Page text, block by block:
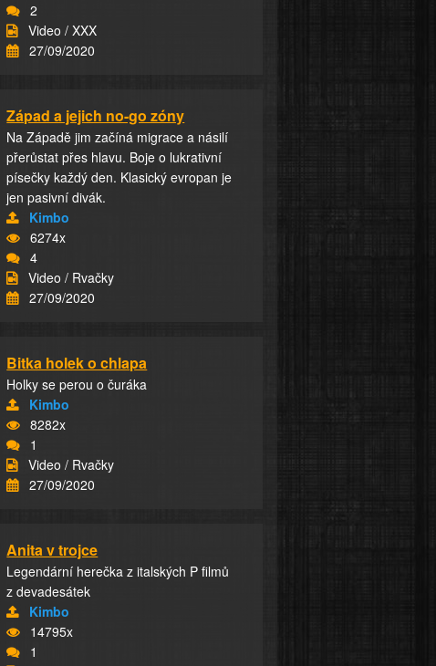
2
Video / XXX
27/09/2020
Západ a jejich no-go zóny
Na Západě jim začíná migrace a násilí
přerůstat přes hlavu. Boje o lukrativní
písečky každý den. Klasický evropan je
jen pasivní divák.
Kimbo
6274x
4
Video / Rvačky
27/09/2020
Bitka holek o chlapa
Holky se perou o čuráka
Kimbo
8282x
1
Video / Rvačky
27/09/2020
Anita v trojce
Legendární herečka z italských P filmů
z devadesátek
Kimbo
14795x
1